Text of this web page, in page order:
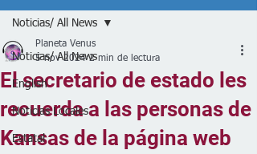
Noticias/ All News
English
Noticias Locales
Estatal
Noticias/ All News
El secretario de estado les
recuerda a las personas de
Kansas de la página web
Planeta Venus
5 nov 2024 2 min de lectura